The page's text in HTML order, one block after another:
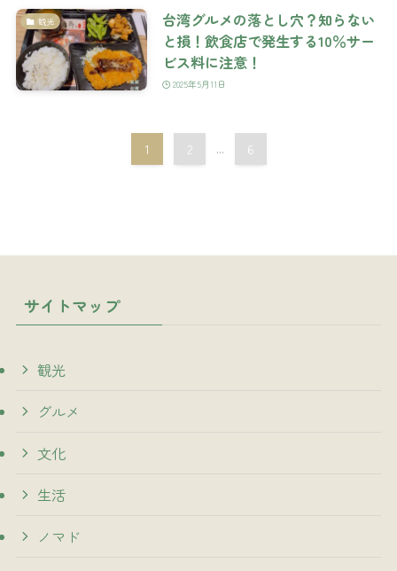
観光
台湾グルメの落とし穴？知らない
と損！飲食店で発生する10％サー
ビス料に注意！
2025年5月11日
1 2 ... 6
サイトマップ
観光
グルメ
文化
生活
ノマド